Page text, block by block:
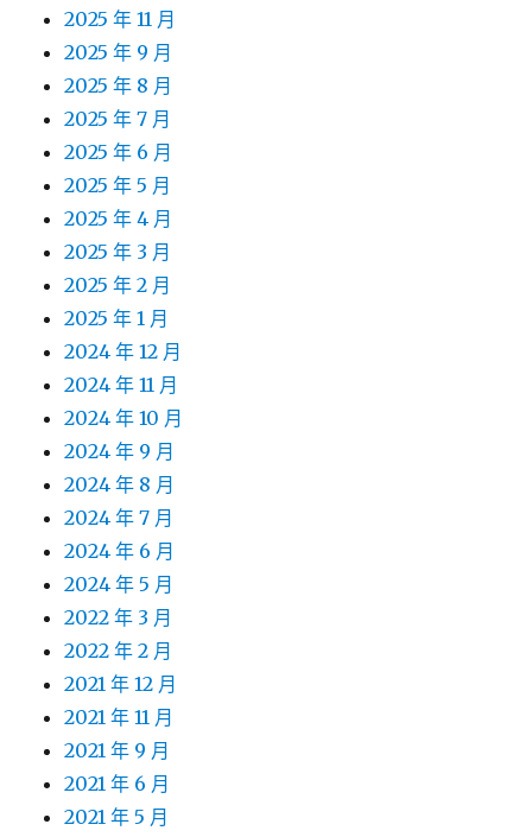
2025 年 11 月
2025 年 9 月
2025 年 8 月
2025 年 7 月
2025 年 6 月
2025 年 5 月
2025 年 4 月
2025 年 3 月
2025 年 2 月
2025 年 1 月
2024 年 12 月
2024 年 11 月
2024 年 10 月
2024 年 9 月
2024 年 8 月
2024 年 7 月
2024 年 6 月
2024 年 5 月
2022 年 3 月
2022 年 2 月
2021 年 12 月
2021 年 11 月
2021 年 9 月
2021 年 6 月
2021 年 5 月